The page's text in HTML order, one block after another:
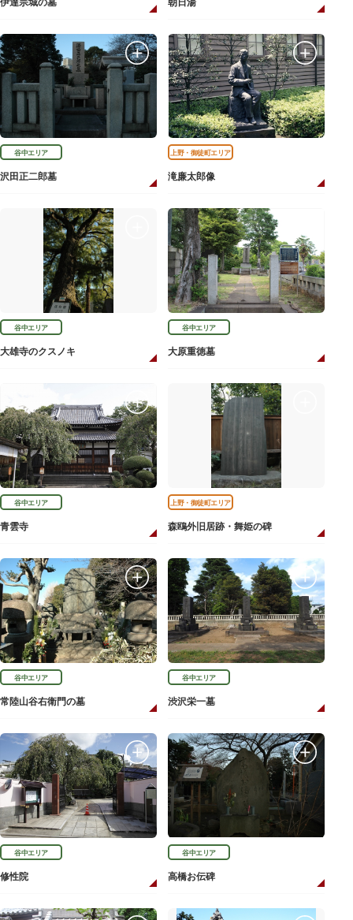
谷中エリア
沢田正二郎墓
上野・御徒町エリア
滝廉太郎像
谷中エリア
大雄寺のクスノキ
谷中エリア
大原重徳墓
谷中エリア
青雲寺
上野・御徒町エリア
森鴎外旧居跡・舞姫の碑
谷中エリア
常陸山谷右衛門の墓
谷中エリア
渋沢栄一墓
谷中エリア
修性院
谷中エリア
高橋お伝碑